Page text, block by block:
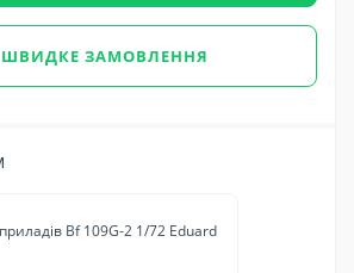
ШВИДКЕ ЗАМОВЛЕННЯ
Bf 109G-2 1/72 Eduard